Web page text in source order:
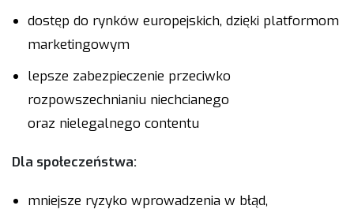
dostęp do rynków europejskich, dzięki platformom
marketingowym
lepsze zabezpieczenie przeciwko
rozpowszechnianiu niechcianego
oraz nielegalnego contentu
Dla społeczeństwa:
mniejsze ryzyko wprowadzenia w błąd,